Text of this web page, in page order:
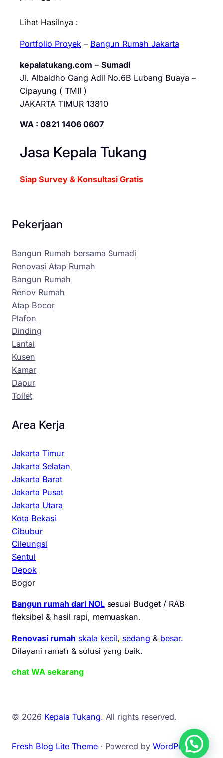
Lihat Hasilnya :
Portfolio Proyek – Bangun Rumah Jakarta
kepalatukang.com – Sumadi
Jl. Albaidho Gang Adil No.6B Lubang Buaya –
Cipayung ( TMII )
JAKARTA TIMUR 13810
WA : 0821 1406 0607
Jasa Kepala Tukang
Siap Survey & Konsultasi Gratis
Pekerjaan
Bangun Rumah bersama Sumadi
Renovasi Atap Rumah
Bangun Rumah
Renov Rumah
Atap Bocor
Plafon
Dinding
Lantai
Kusen
Kamar
Dapur
Toilet
Area Kerja
Jakarta Timur
Jakarta Selatan
Jakarta Barat
Jakarta Pusat
Jakarta Utara
Kota Bekasi
Cibubur
Cileungsi
Sentul
Depok
Bogor
Bangun rumah dari NOL sesuai Budget / RAB
fleksibel & hasil rapi, memuaskan.
Renovasi rumah skala kecil, sedang & besar.
Dilayani ramah & solusi yang baik.
chat WA sekarang
© 2026 Kepala Tukang. All rights reserved.
Fresh Blog Lite Theme ⋅ Powered by WordPress